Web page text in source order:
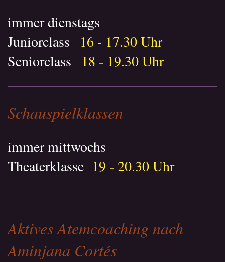
immer dienstags
Juniorclass
16 - 17.30 Uhr
Seniorclass
18 - 19.30 Uhr
Schauspielklassen
immer mittwochs
Theaterklasse 19 - 20.30 Uhr
Aktives Atemcoaching nach
Aminjana Cortés